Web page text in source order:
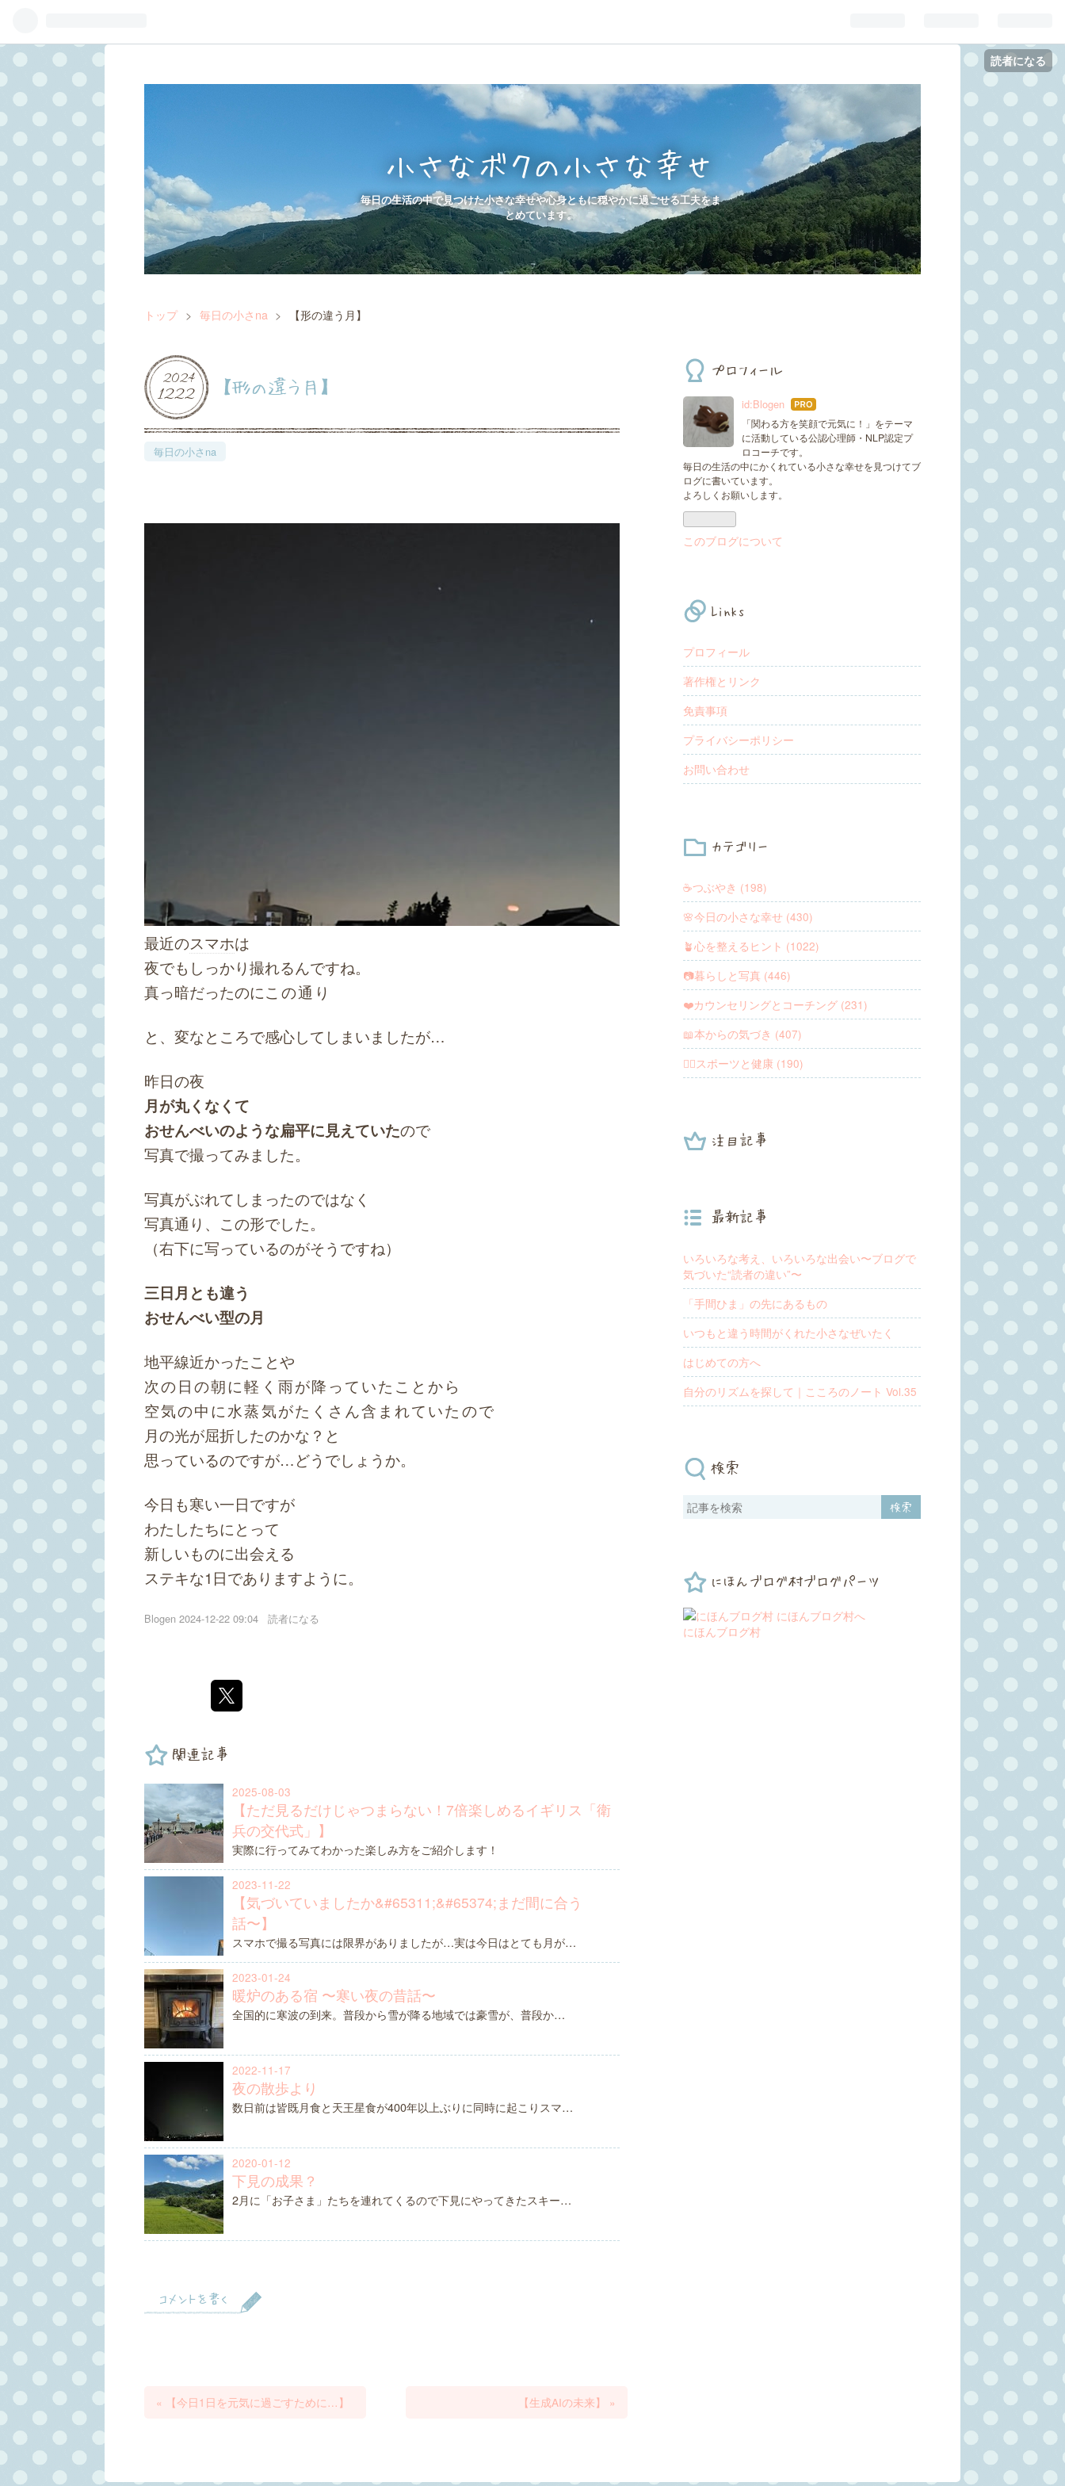
読者になる
小さなボクの小さな幸せ
毎日の生活の中で見つけた小さな幸せや心身ともに穏やかに過ごせる工夫をま
とめています。
トップ > 毎日の小さna > 【形の違う月】
2024
1222 【形の違う月】
毎日の小さna
最近のスマホは
夜でもしっかり撮れるんですね。
真っ暗だったのにこの通り
と、変なところで感心してしまいましたが…
昨日の夜
月が丸くなくて
おせんべいのような扁平に見えていたので
写真で撮ってみました。
写真がぶれてしまったのではなく
写真通り、この形でした。
（右下に写っているのがそうですね）
三日月とも違う
おせんべい型の月
地平線近かったことや
次の日の朝に軽く雨が降っていたことから
空気の中に水蒸気がたくさん含まれていたので
月の光が屈折したのかな？と
思っているのですが…どうでしょうか。
今日も寒い一日ですが
わたしたちにとって
新しいものに出会える
ステキな1日でありますように。
Blogen 2024-12-22 09:04 読者になる
関連記事
2025-08-03
【ただ見るだけじゃつまらない！7倍楽しめるイギリス「衛
兵の交代式」】
実際に行ってみてわかった楽しみ方をご紹介します！
2023-11-22
【気づいていましたか&#65311;&#65374;まだ間に合う
話〜】
スマホで撮る写真には限界がありましたが…実は今日はとても月が…
2023-01-24
暖炉のある宿 〜寒い夜の昔話〜
全国的に寒波の到来。普段から雪が降る地域では豪雪が、普段か…
2022-11-17
夜の散歩より
数日前は皆既月食と天王星食が400年以上ぶりに同時に起こりスマ…
2020-01-12
下見の成果？
2月に「お子さま」たちを連れてくるので下見にやってきたスキー…
コメントを書く
« 【今日1日を元気に過ごすために…】 【生成AIの未来】 »
プロフィール
id:Blogen はて
なブ
ログ
Pro
「関わる方を笑顔で元気に！」をテーマ
に活動している公認心理師・NLP認定プ
ロコーチです。
毎日の生活の中にかくれている小さな幸せを見つけてブ
ログに書いています。
よろしくお願いします。
このブログについて
Links
プロフィール
著作権とリンク
免責事項
プライバシーポリシー
お問い合わせ
カテゴリー
☕️つぶやき (198)
🌸今日の小さな幸せ (430)
🪴心を整えるヒント (1022)
📷暮らしと写真 (446)
❤️カウンセリングとコーチング (231)
📖本からの気づき (407)
🏃‍♂️スポーツと健康 (190)
注目記事
最新記事
いろいろな考え、いろいろな出会い〜ブログで
気づいた“読者の違い”〜
「手間ひま」の先にあるもの
いつもと違う時間がくれた小さなぜいたく
はじめての方へ
自分のリズムを探して｜こころのノート Vol.35
検索
にほんブログ村ブログパーツ
にほんブログ村